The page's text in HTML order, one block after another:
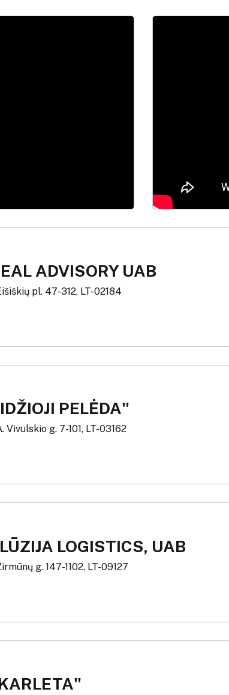
ADVISORY UAB
pl. 47-312, LT-02184
PELĖDA"
Vivulskio g. 7-101, LT-03162
LOGISTICS, UAB
g. 147-1102, LT-09127